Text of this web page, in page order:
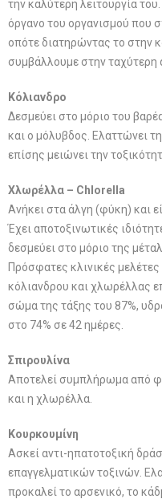
την καλύτερη λειτουργία
όργανο του οργανισμού που
οπότε διατηρώντας το στην
συμβάλλουμε στην
Κόλιανδρο
Δεσμεύει στο μόριο του
και ο μόλυβδος. Ελαττώνει
επίσης μειώνει την
Χλωρέλλα – Chlorella
Ανήκει στα άλγη (φύκη) και
Έχει αποτοξινωτικές
δεσμεύει στο μόριο της
Πρόσφατες κλινικές
κόλιανδρου και χλωρέλλας
σώμα της τάξης του 87%,
στο 74% σε 42 ημέρες.
Σπιρουλίνα
Αποτελεί συμπλήρωμα από
και η χλωρέλλα.
Κουρκουμίνη
Ασκεί αντι-ηπατοτοξική
επαγγελματικών τοξινών.
προκαλεί το αρσενικό, το